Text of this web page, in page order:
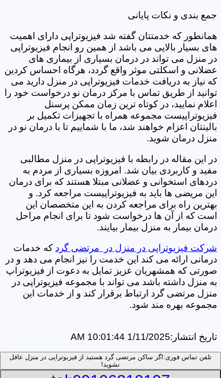
جمع بندی و نکات پایانی
همانطور که خدمتتان گفته شد فیزیوتراپی دارای اهمیت
های بسیار بالایی می باشد از همین رو انجام فیزیوتراپی
در منزل می تواند در درمان بسیاری از بیماری های
عضلانی و اسکلتی موثر واقع گردد، هرگاه احساس کردین
که نیاز به دریافت خدمات فیزیوتراپی در منزل دارید می
توانید از طریق تماس با مرکز درمان نو درخواست خود را
اعلام نمایید، در کوتاه ترین زمان ممکن پرسنل
فیزیوتراپیست مجموعه همراه با تجهیزات تکمیل بر
بالینتان اعزام خواهند شد، ما با شماییم تا با درمان نو در
منزل درمان شوید.
در این مقاله در رابطه با فیزیوتراپی در منزل مطالبی
مفید و کاربردی بیان شد. امروزه بسیاری از مردم به
دردهای استخوانی و عضلانی مبتلا هستند که برای درمان
این مریضی ها باید به فیزیوتراپیست مراجعه کرد. و
بهترین راه برای مراجعه کردن به این متخصصان این
است که از آن ها درخواست شود تا برای انجام مراحل
درمان بیمار به منزل بیمار بیایند.
شرکت فیزیوتراپی در منزل در مرتضی گرد‎ که خدمات
درمانی ارائه می کند این خدمت را نیز انجام می دهد و در
صورتی که همشهریان عزیز تمایل به دعوت از فیزیوتراپ
به منزل داشته باشد می تواند با مجموعه فیزیوتراپی در
منزل مرتضی گرد‎ ارتباط برقرار کند و از خدمات این
مجموعه بهره مند شود.
تاریخ انتشار:1/11/2025 10:01:44 AM
تلفن تماس فوری:
اگر ساکن مرتضی گرد‎ هستید از فیزیوتراپی در منزل عافل
نشوید!